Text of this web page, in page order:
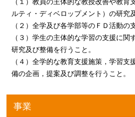
ルティ・ディベロップメント）の研究
（２）全学及び各学部等のＦＤ活動の
（３）学生の主体的な学習の支援に関
研究及び整備を行うこと。
（４）全学的な教育支援施策，学習支
備の企画，提案及び調整を行うこと。
事業